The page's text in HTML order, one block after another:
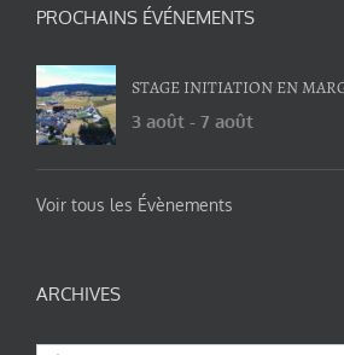
PROCHAINS ÉVÉNEMENTS
STAGE INITIATION EN
3 août - 7 août
Voir tous les Évènements
ARCHIVES